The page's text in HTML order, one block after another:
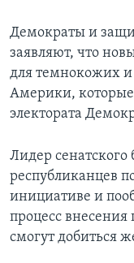
Демократы и
заявляют, что
для темнокожих
Америки, которые
электората
Лидер
республиканцев
инициативе и
процесс внесения
смогут добиться